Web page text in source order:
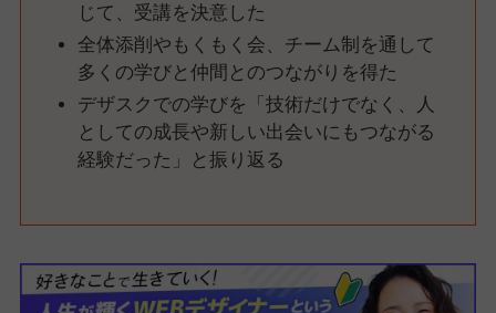
じて、受講を決意した
全体添削やもくもく会、チーム制を通して
多くの学びと仲間とのつながりを得た
デザスクでの学びを「技術だけでなく、人
としての成長や新しい出会いにもつながる
経験だった」と振り返る